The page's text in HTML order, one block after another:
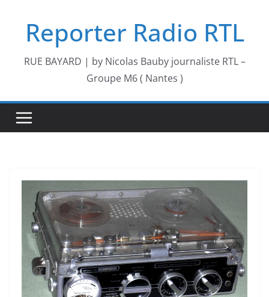
contenuReporter Radio RTL
RUE BAYARD | by Nicolas Bauby journaliste RTL –
Groupe M6 ( Nantes )